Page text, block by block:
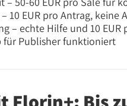
10 EUR pro Antrag, keine
– echte Hilfe und 10
für Publisher funktioniert